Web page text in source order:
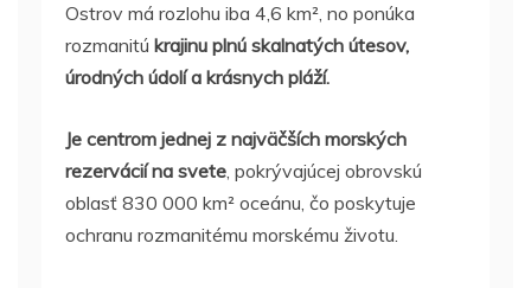
Ostrov má rozlohu iba 4,6 km², no ponúka
rozmanitú krajinu plnú skalnatých útesov,
úrodných údolí a krásnych pláží.
Je centrom jednej z najväčších morských
rezervácií na svete, pokrývajúcej obrovskú
oblasť 830 000 km² oceánu, čo poskytuje
ochranu rozmanitému morskému životu.